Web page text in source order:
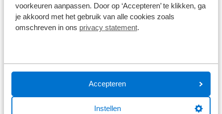
voorkeuren aanpassen. Door op ‘Accepteren’ te klikken, ga
je akkoord met het gebruik van alle cookies zoals
omschreven in ons privacy statement.
Accepteren
Instellen
te selecteren die perfect past bij uw
individuele wensen en behoeften.
Voor wie op zoek is naar het meest recente
aanbod, bieden onze gloednieuwe SEAT
Tarraco-modellen een aantrekkelijke optie.
Een nieuwe Tarraco combineert het beste